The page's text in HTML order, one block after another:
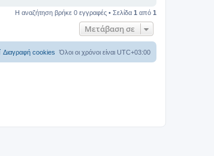
Η αναζήτηση βρήκε 0 εγγραφές • Σελίδα 1 από 1
Μετάβαση σε
Όλοι οι χρόνοι είναι UTC+03:00
Διαγραφή cookies